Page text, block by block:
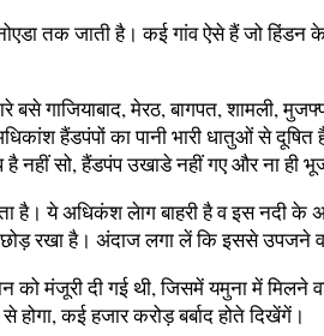
तक जाती है। कई गांव ऐसे हैं जो
बसे गाजियाबाद, मेरठ, बागपत,
हैंडपंपों का पानी भारी धातुओं से
नहीं सो, हैंडपंप उखाडे नहीं गए और ना
है। ये अधिकंश लेाग बाहरी है व इस
रखा है। अंदाज लगा लें कि इससे उपजने
मंजूरी दी गई थी, जिसमें यमुना में मिलने
कई हजार करोड़ बर्बाद होते दिखेंगें।